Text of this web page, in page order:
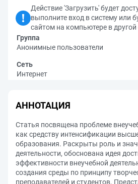
Действие 'Загрузить' будет
выполните вход в систему или
сайтом на компьютере в другой
Группа
Анонимные пользователи
Сеть
Интернет
АННОТАЦИЯ
Статья посвящена проблеме
как средству интенсификации
образования. Раскрыты роль и
деятельности, обоснована идея
эффективности внеучебной
создания среды по принципу
преподавателей и студентов.